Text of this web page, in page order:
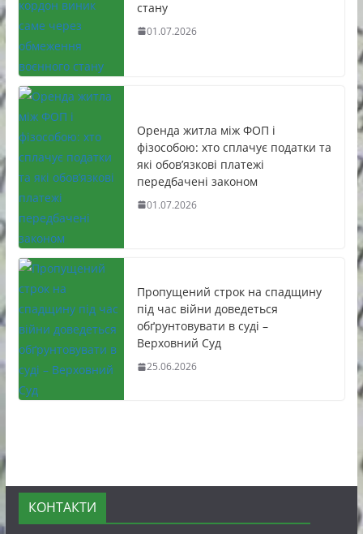
стану
01.07.2026
Оренда житла між ФОП і
фізособою: хто сплачує податки та
які обов’язкові платежі
передбачені законом
01.07.2026
Пропущений строк на спадщину
під час війни доведеться
обґрунтовувати в суді –
Верховний Суд
25.06.2026
КОНТАКТИ